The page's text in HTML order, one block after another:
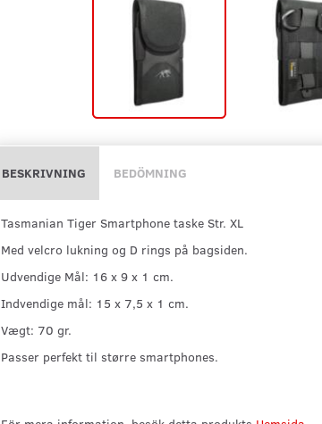
BESKRIVNING BEDÖMNING
Tasmanian Tiger Smartphone taske Str. XL
Med velcro lukning og D rings på bagsiden.
Udvendige Mål: 16 x 9 x 1 cm.
Indvendige mål: 15 x 7,5 x 1 cm.
Vægt: 70 gr.
Passer perfekt til større smartphones.